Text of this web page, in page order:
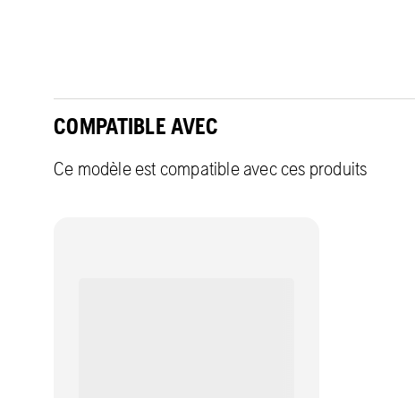
COMPATIBLE AVEC
Ce modèle est compatible avec ces produits